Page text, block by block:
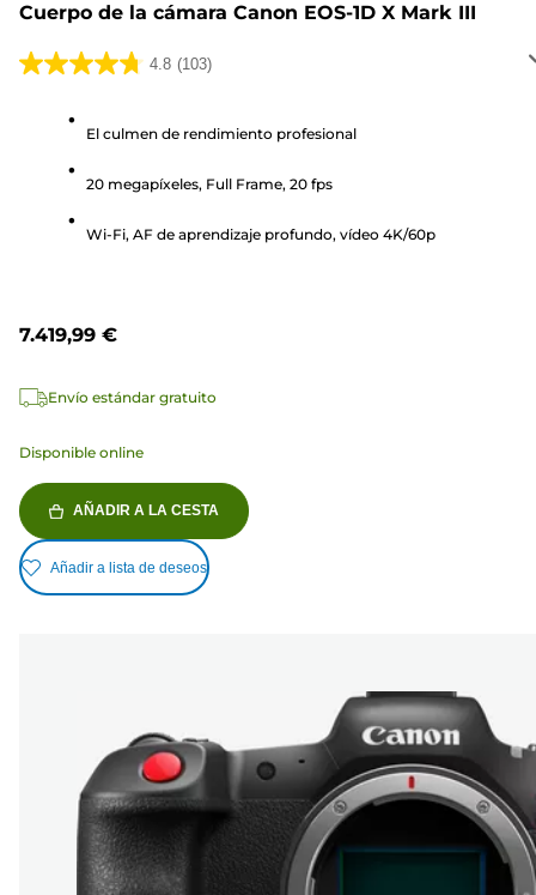
Cuerpo de la cámara Canon EOS-1D X Mark III
4.8 (103)
4.8
estrellas.
reseñas
El culmen de rendimiento profesional
20 megapíxeles, Full Frame, 20 fps
Wi-Fi, AF de aprendizaje profundo, vídeo 4K/60p
7.419,99 €
Envío estándar gratuito
Disponible online
AÑADIR A LA CESTA
Añadir a lista de deseos